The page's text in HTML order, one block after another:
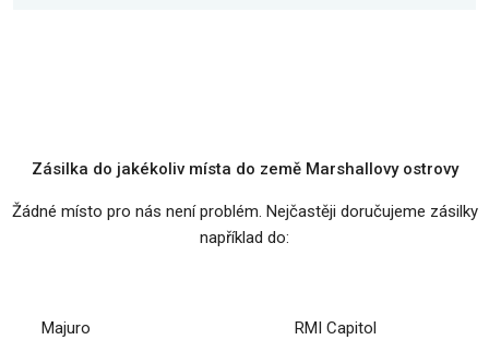
Zásilka do jakékoliv místa do země Marshallovy ostrovy
Žádné místo pro nás není problém. Nejčastěji doručujeme zásilky
například do:
Majuro RMI Capitol